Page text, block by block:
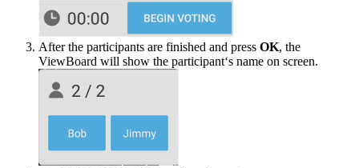
After the participants are finished and press OK, the
ViewBoard will show the participant‘s name on screen.